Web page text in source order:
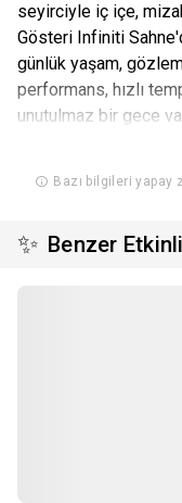
seyirciyle iç içe,
Gösteri Infiniti
günlük yaşam,
performans, hızlı
unutulmaz bir gece
Bazı bilgileri
✨ Benzer